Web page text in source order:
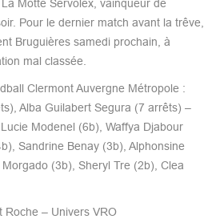
Motte Servolex, vainqueur de
Pour le dernier match avant la trêve,
Bruguières samedi prochain, à
mal classée.
Clermont Auvergne Métropole :
Alba Guilabert Segura (7 arrêts) –
Modenel (6b), Waffya Djabour
Sandrine Benay (3b), Alphonsine
(3b), Sheryl Tre (2b), Clea
Roche – Univers VRO